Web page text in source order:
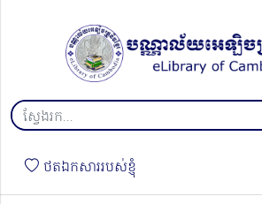
ថតឯកសាររបស់ខ្ញុំ